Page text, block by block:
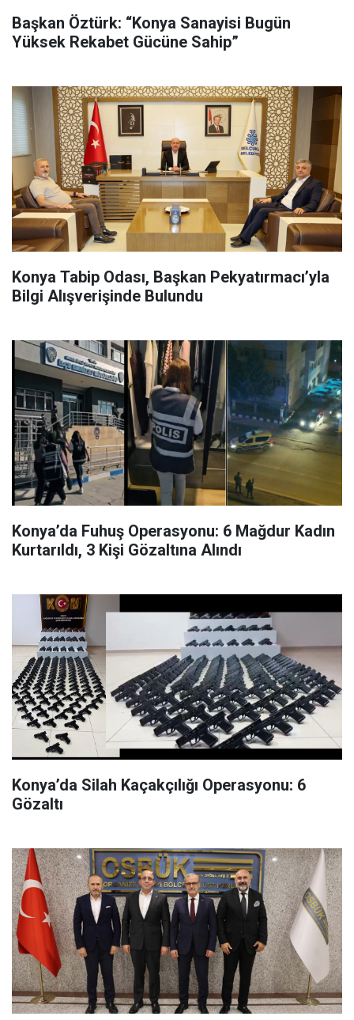
Başkan Öztürk: “Konya Sanayisi Bugün
Yüksek Rekabet Gücüne Sahip”
Konya Tabip Odası, Başkan Pekyatırmacı’yla
Bilgi Alışverişinde Bulundu
Konya’da Fuhuş Operasyonu: 6 Mağdur Kadın
Kurtarıldı, 3 Kişi Gözaltına Alındı
Konya’da Silah Kaçakçılığı Operasyonu: 6
Gözaltı